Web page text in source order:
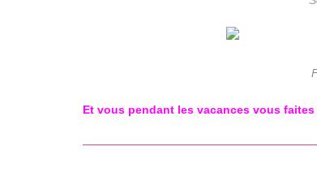
Et vous pendant les vacances vous